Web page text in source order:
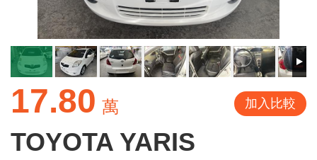
17.80 萬 加入比較
TOYOTA YARIS